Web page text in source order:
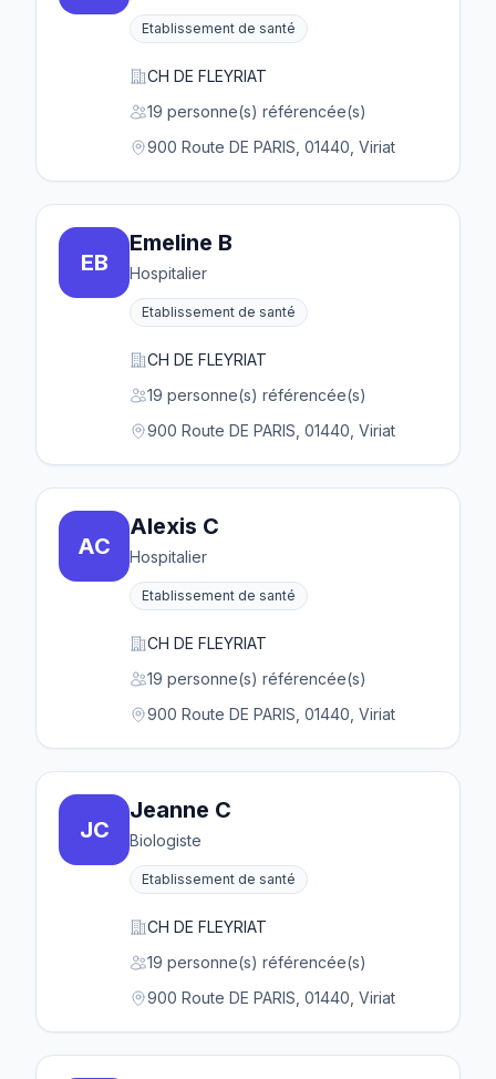
Etablissement de santé
CH DE FLEYRIAT
19 personne(s) référencée(s)
900 Route DE PARIS, 01440, Viriat
EB
Emeline B
Hospitalier
Etablissement de santé
CH DE FLEYRIAT
19 personne(s) référencée(s)
900 Route DE PARIS, 01440, Viriat
AC
Alexis C
Hospitalier
Etablissement de santé
CH DE FLEYRIAT
19 personne(s) référencée(s)
900 Route DE PARIS, 01440, Viriat
JC
Jeanne C
Biologiste
Etablissement de santé
CH DE FLEYRIAT
19 personne(s) référencée(s)
900 Route DE PARIS, 01440, Viriat